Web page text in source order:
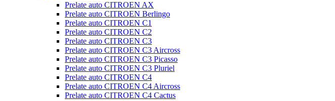
Prelate auto CITROEN AX
Prelate auto CITROEN Berlingo
Prelate auto CITROEN C1
Prelate auto CITROEN C2
Prelate auto CITROEN C3
Prelate auto CITROEN C3 Aircross
Prelate auto CITROEN C3 Picasso
Prelate auto CITROEN C3 Pluriel
Prelate auto CITROEN C4
Prelate auto CITROEN C4 Aircross
Prelate auto CITROEN C4 Cactus